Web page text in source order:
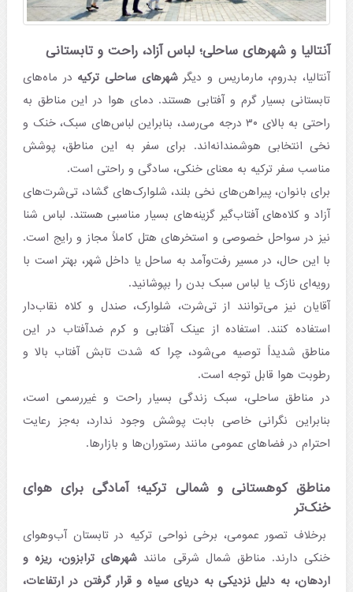
آنتالیا و شهرهای ساحلی؛ لباس آزاد، راحت و تابستانی
آنتالیا، بدروم، مارماریس و دیگرشهرهای ساحلی ترکیه در ماه‌های
تابستانی بسیار گرم و آفتابی هستند. دمای هوا در این مناطق به
راحتی به بالای ۳۰ درجه می‌رسد، بنابراین لباس‌های سبک، خنک و
نخی انتخابی هوشمندانه‌اند. برای سفر به این مناطق، پوشش
مناسب سفر ترکیه به معنای خنکی، سادگی و راحتی است.
برای بانوان، پیراهن‌های نخی بلند، شلوارک‌های گشاد، تی‌شرت‌های
آزاد و کلاه‌های آفتاب‌گیر گزینه‌های بسیار مناسبی هستند. لباس شنا
نیز در سواحل خصوصی و استخرهای هتل کاملاً مجاز و رایج است.
با این حال، در مسیر رفت‌وآمد به ساحل یا داخل شهر، بهتر است با
رویه‌ای نازک یا لباس سبک بدن را بپوشانید.
آقایان نیز می‌توانند از تی‌شرت، شلوارک، صندل و کلاه نقاب‌دار
استفاده کنند. استفاده از عینک آفتابی و کرم ضدآفتاب در این
مناطق شدیداً توصیه می‌شود، چرا که شدت تابش آفتاب بالا و
رطوبت هوا قابل توجه است.
در مناطق ساحلی، سبک زندگی بسیار راحت و غیررسمی است،
بنابراین نگرانی خاصی بابت پوشش وجود ندارد، به‌جز رعایت
احترام در فضاهای عمومی مانند رستوران‌ها و بازارها.
مناطق کوهستانی و شمالی ترکیه؛ آمادگی برای هوای
خنک‌تر
برخلاف تصور عمومی، برخی نواحی ترکیه در تابستان آب‌وهوای
خنکی دارند. مناطق شمال شرقی مانند شهرهای ترابزون، ریزه و
اردهان، به دلیل نزدیکی به دریای سیاه و قرار گرفتن در ارتفاعات،